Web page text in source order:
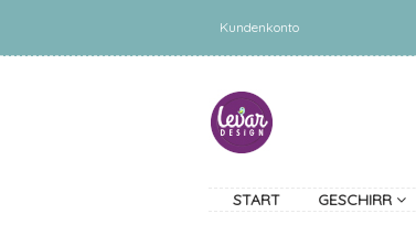
Kundenkonto
START GESCHIRR